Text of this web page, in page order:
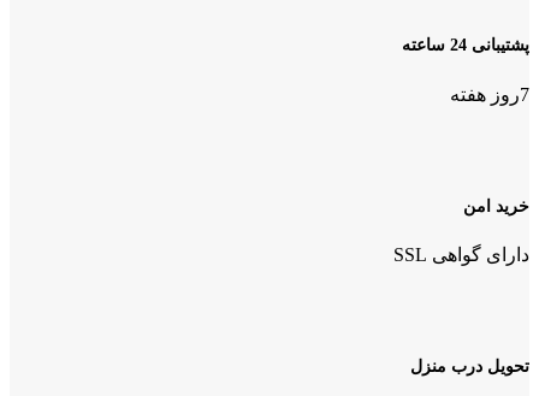
پشتیبانی 24 ساعته
7روز هفته
خرید امن
دارای گواهی SSL
تحویل درب منزل